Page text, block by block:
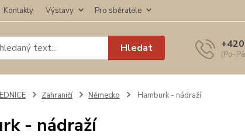
Kontakty Výstavy Pro sběratele
Hledat (Po-
Zahraničí Německo Hamburk - nádraží
- nádraží